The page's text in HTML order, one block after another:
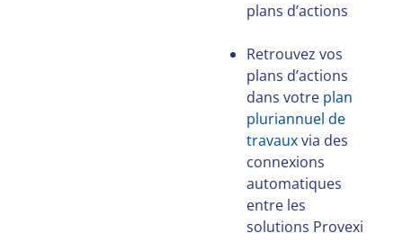
plans d’actions
Retrouvez vos
plans d’actions
dans votre plan
pluriannuel de
travauxvia des
connexions
automatiques
entre les
solutions Provexi